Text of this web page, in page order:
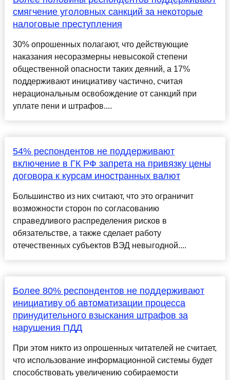
смягчение уголовных санкций за некоторые
налоговые преступления
30% опрошенных полагают, что действующие
наказания несоразмерны невысокой степени
общественной опасности таких деяний, а 17%
поддерживают инициативу частично, считая
нерациональным освобождение от санкций при
уплате пени и штрафов....
54% респондентов не поддерживают
включение в ГК РФ запрета на привязку цены
договора к курсам иностранных валют
Большинство из них считают, что это ограничит
возможности сторон по согласованию
справедливого распределения рисков в
обязательстве, а также сделает работу
отечественных субъектов ВЭД невыгодной....
Более 80% респондентов не поддерживают
инициативу об автоматизации процесса
принудительного взыскания штрафов за
нарушения ПДД
При этом никто из опрошенных читателей не считает,
что использование информационной системы будет
способствовать увеличению собираемости